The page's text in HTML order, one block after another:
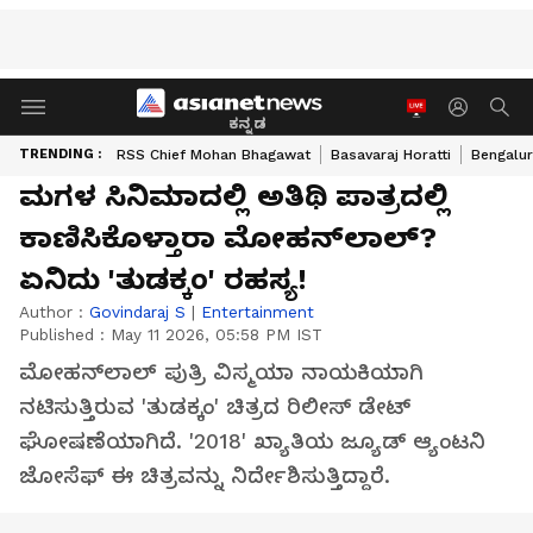
ಕನ್ನಡ
TRENDING : RSS Chief Mohan Bhagawat Basavaraj Horatti
ಮಗಳ ಸಿನಿಮಾದಲ್ಲಿ ಅತಿಥಿ ಪಾತ್ರದಲ್ಲಿ
ಕಾಣಿಸಿಕೊಳ್ತಾರಾ ಮೋಹನ್‌ಲಾಲ್?
ಏನಿದು 'ತುಡಕ್ಕಂ' ರಹಸ್ಯ!
Author : Govindaraj S | Entertainment
Published : May 11 2026, 05:58 PM IST
ಮೋಹನ್‌ಲಾಲ್ ಪುತ್ರಿ ವಿಸ್ಮಯಾ ನಾಯಕಿಯಾಗಿ
ನಟಿಸುತ್ತಿರುವ 'ತುಡಕ್ಕಂ' ಚಿತ್ರದ ರಿಲೀಸ್ ಡೇಟ್
ಘೋಷಣೆಯಾಗಿದೆ. '2018' ಖ್ಯಾತಿಯ ಜ್ಯೂಡ್ ಆ್ಯಂಟನಿ
ಜೋಸೆಫ್ ಈ ಚಿತ್ರವನ್ನು ನಿರ್ದೇಶಿಸುತ್ತಿದ್ದಾರೆ.